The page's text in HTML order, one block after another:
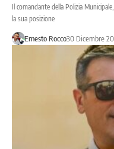
Il comandante della Polizia
la sua posizione
Ernesto Rocco30 Dicembre